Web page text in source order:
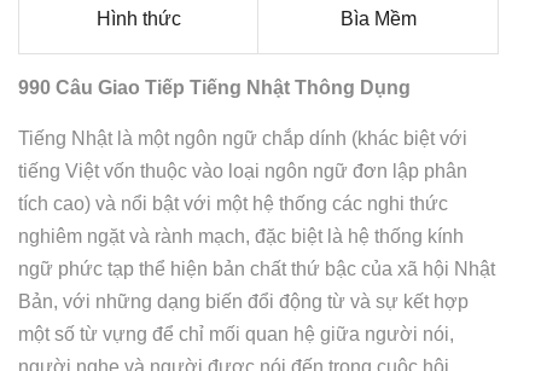
Hình thức Bìa Mềm
990 Câu Giao Tiếp Tiếng Nhật Thông Dụng
Tiếng Nhật là một ngôn ngữ chắp dính (khác biệt với
tiếng Việt vốn thuộc vào loại ngôn ngữ đơn lập phân
tích cao) và nổi bật với một hệ thống các nghi thức
nghiêm ngặt và rành mạch, đặc biệt là hệ thống kính
ngữ phức tạp thể hiện bản chất thứ bậc của xã hội Nhật
Bản, với những dạng biến đổi động từ và sự kết hợp
một số từ vựng để chỉ mối quan hệ giữa người nói,